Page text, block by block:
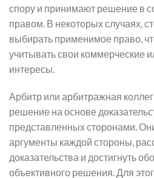
спору и принимают решение в
правом. В некоторых случаях,
выбирать применимое право,
учитывать свои коммерческие
интересы.
Арбитр или арбитражная
решение на основе
представленных сторонами.
аргументы каждой стороны,
доказательства и достигнуть
объективного решения. Для